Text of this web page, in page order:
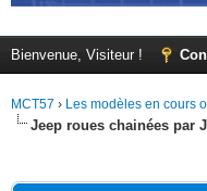
Bienvenue, Visiteur !
MCT57 › Les modèles en cours
Jeep roues chainées par